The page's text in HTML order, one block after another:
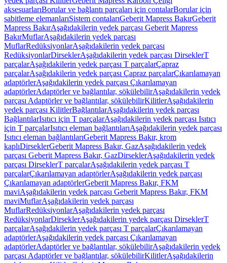
aksesuarlarıBorular ve bağlantı parçaları için contalarBorular için
sabitleme elemanlarıSistem contalarıGeberit Mapress BakırGeberit
Mapress BakırAşağıdakilerin yedek parçası Geberit Mapress
BakırMuflarAşağıdakilerin yedek parçası
MuflarRedüksiyonlarAşağıdakilerin yedek parçası
RedüksiyonlarDirseklerAşağıdakilerin yedek parçası DirseklerT
parçalarAşağıdakilerin yedek parçası T parçalarÇapraz
parçalarAşağıdakilerin yedek parçası Çapraz parçalarÇıkarılamayan
adaptörlerAşağıdakilerin yedek parçası Çıkarılamayan
adaptörlerAdaptörler ve bağlantılar, sökülebilirAşağıdakilerin yedek
parçası Adaptörler ve bağlantılar, sökülebilirKilitlerAşağıdakilerin
yedek parçası KilitlerBağlantılarAşağıdakilerin yedek parçası
BağlantılarIsıtıcı için T parçalarAşağıdakilerin yedek parçası Isıtıcı
için T parçalarIsıtıcı eleman bağlantılarıAşağıdakilerin yedek parçası
Isıtıcı eleman bağlantılarıGeberit Mapress Bakır, krom
kaplıDirseklerGeberit Mapress Bakır, GazAşağıdakilerin yedek
parçası Geberit Mapress Bakır, GazDirseklerAşağıdakilerin yedek
parçası DirseklerT parçalarAşağıdakilerin yedek parçası T
parçalarÇıkarılamayan adaptörlerAşağıdakilerin yedek parçası
Çıkarılamayan adaptörlerGeberit Mapress Bakır, FKM
maviAşağıdakilerin yedek parçası Geberit Mapress Bakır, FKM
maviMuflarAşağıdakilerin yedek parçası
MuflarRedüksiyonlarAşağıdakilerin yedek parçası
RedüksiyonlarDirseklerAşağıdakilerin yedek parçası DirseklerT
parçalarAşağıdakilerin yedek parçası T parçalarÇıkarılamayan
adaptörlerAşağıdakilerin yedek parçası Çıkarılamayan
adaptörlerAdaptörler ve bağlantılar, sökülebilirAşağıdakilerin yedek
parçası Adaptörler ve bağlantılar, sökülebilirKilitlerAşağıdakilerin